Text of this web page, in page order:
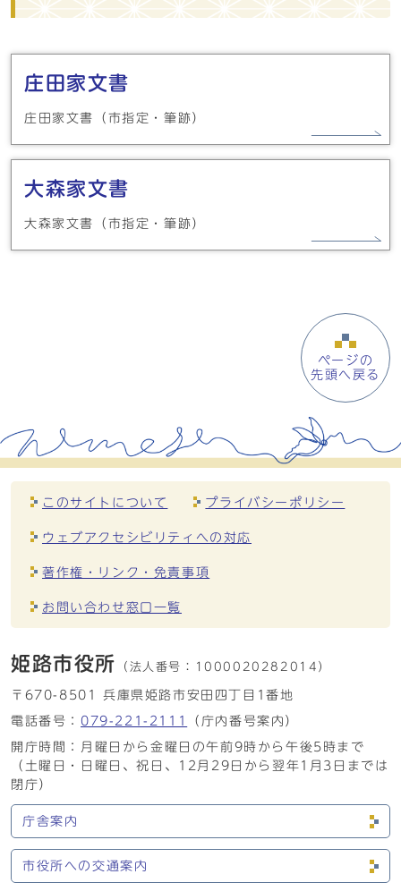
メインメニュー
庄田家文書
庄田家文書（市指定・筆跡）
大森家文書
大森家文書（市指定・筆跡）
ページの
先頭へ戻る
このサイトについて プライバシーポリシー
ウェブアクセシビリティへの対応
著作権・リンク・免責事項
お問い合わせ窓口一覧
姫路市役所 （法人番号： 1000020282014）
〒670-8501 兵庫県姫路市安田四丁目1番地
電話番号： 079-221-2111
（庁内番号案内）
開庁時間：月曜日から金曜日の午前9時から午後5時まで
（土曜日・日曜日、祝日、12月29日から翌年1月3日までは
閉庁）
庁舎案内
市役所への交通案内